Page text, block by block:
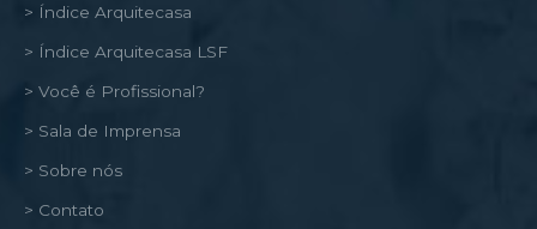
> Índice Arquitecasa
> Índice Arquitecasa LSF
> Você é Profissional?
> Sala de Imprensa
> Sobre nós
> Contato